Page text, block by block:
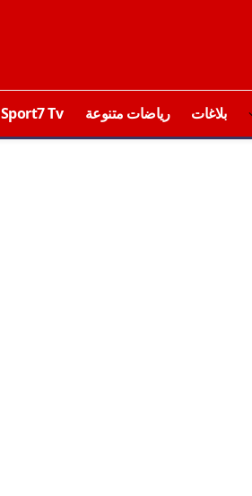
بلاغات رياضات متنوعة Sport7 Tv